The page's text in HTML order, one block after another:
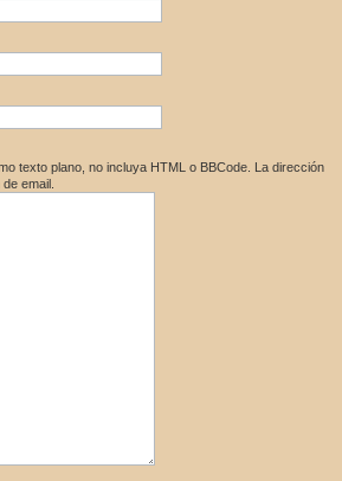
texto plano, no incluya HTML o BBCode. La dirección
email.